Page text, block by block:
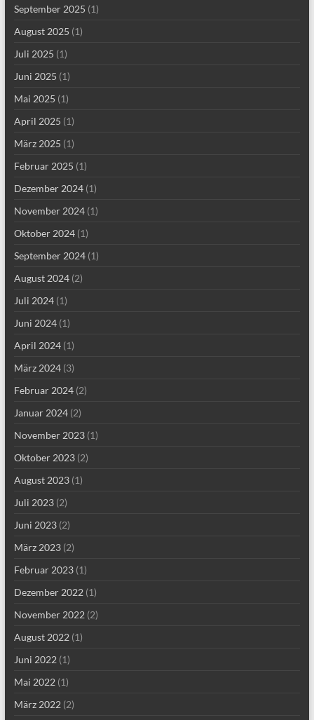
September 2025 (1)
August 2025 (1)
Juli 2025 (1)
Juni 2025 (1)
Mai 2025 (1)
April 2025 (1)
März 2025 (1)
Februar 2025 (1)
Dezember 2024(1)
November 2024(1)
Oktober 2024(1)
September 2024(1)
August 2024(2)
Juli 2024(1)
Juni 2024(1)
April 2024(1)
März 2024(3)
Februar 2024(2)
Januar 2024(2)
November 2023(1)
Oktober 2023(2)
August 2023(1)
Juli 2023(2)
Juni 2023(2)
März 2023(2)
Februar 2023(1)
Dezember 2022(1)
November 2022(2)
August 2022(1)
Juni 2022(1)
Mai 2022(1)
März 2022(2)